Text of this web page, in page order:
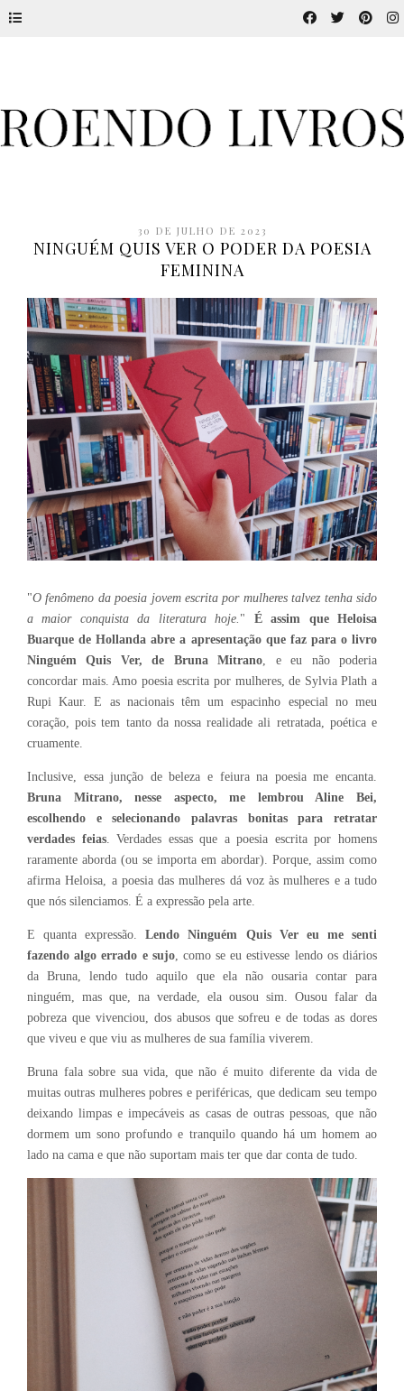
30 DE JULHO DE 2023
NINGUÉM QUIS VER O PODER DA POESIA
FEMININA
"O fenômeno da poesia jovem escrita por mulheres talvez tenha sido
a maior conquista da literatura hoje. " É assim que Heloisa
Buarque de Hollanda abre a apresentação que faz para o livro
Ninguém Quis Ver, de Bruna Mitrano , e eu não poderia
concordar mais. Amo poesia escrita por mulheres, de Sylvia Plath a
Rupi Kaur. E as nacionais têm um espacinho especial no meu
coração, pois tem tanto da nossa realidade ali retratada, poética e
cruamente.
Inclusive, essa junção de beleza e feiura na poesia me encanta.
Bruna Mitrano, nesse aspecto, me lembrou Aline Bei,
escolhendo e selecionando palavras bonitas para retratar
verdades feias. Verdades essas que a poesia escrita por homens
raramente aborda (ou se importa em abordar). Porque, assim como
afirma Heloisa, a poesia das mulheres dá voz às mulheres e a tudo
que nós silenciamos. É a expressão pela arte.
E quanta expressão.Lendo Ninguém Quis Ver eu me senti
fazendo algo errado e sujo, como se eu estivesse lendo os diários
da Bruna, lendo tudo aquilo que ela não ousaria contar para
ninguém, mas que, na verdade, ela ousou sim. Ousou falar da
pobreza que vivenciou, dos abusos que sofreu e de todas as dores
que viveu e que viu as mulheres de sua família viverem.
Bruna fala sobre sua vida, que não é muito diferente da vida de
muitas outras mulheres pobres e periféricas, que dedicam seu tempo
deixando limpas e impecáveis as casas de outras pessoas, que não
dormem um sono profundo e tranquilo quando há um homem ao
lado na cama e que não suportam mais ter que dar conta de tudo.